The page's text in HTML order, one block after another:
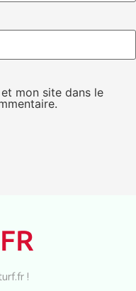
mon site dans le
!